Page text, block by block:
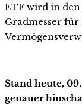
ETF wird in
Gradmesser
Stand heute,
genauer